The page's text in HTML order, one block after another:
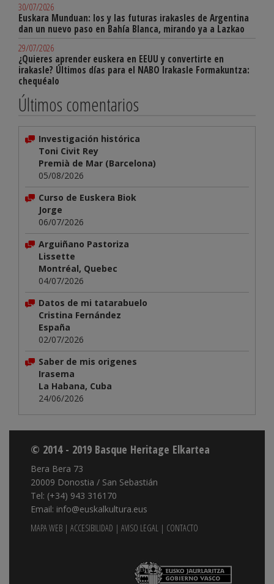
30/07/2026
Euskara Munduan: los y las futuras irakasles de Argentina
dan un nuevo paso en Bahía Blanca, mirando ya a Lazkao
29/07/2026
¿Quieres aprender euskera en EEUU y convertirte en
irakasle? Últimos días para el NABO Irakasle Formakuntza:
chequéalo
Últimos comentarios
Investigación histórica
Toni Civit Rey
Premià de Mar (Barcelona)
05/08/2026
Curso de Euskera Biok
Jorge
06/07/2026
Arguiñano Pastoriza
Lissette
Montréal, Quebec
04/07/2026
Datos de mi tatarabuelo
Cristina Fernández
España
02/07/2026
Saber de mis origenes
Irasema
La Habana, Cuba
24/06/2026
© 2014 - 2019 Basque Heritage Elkartea
Bera Bera 73
20009 Donostia / San Sebastián
Tel: (+34) 943 316170
Email: info@euskalkultura.eus
MAPA WEB | ACCESIBILIDAD | AVISO LEGAL | CONTACTO